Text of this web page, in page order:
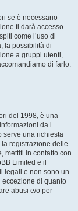
se è necessario
ti darà accesso
come l’uso di
la possibilità di
a gruppi utenti,
di farlo.
del 1998, è una
da i
serve una richiesta
registrazione delle
mettiti in contatto con
Limited e il
legali e non sono un
eccezione di quanto
abusi e/o per